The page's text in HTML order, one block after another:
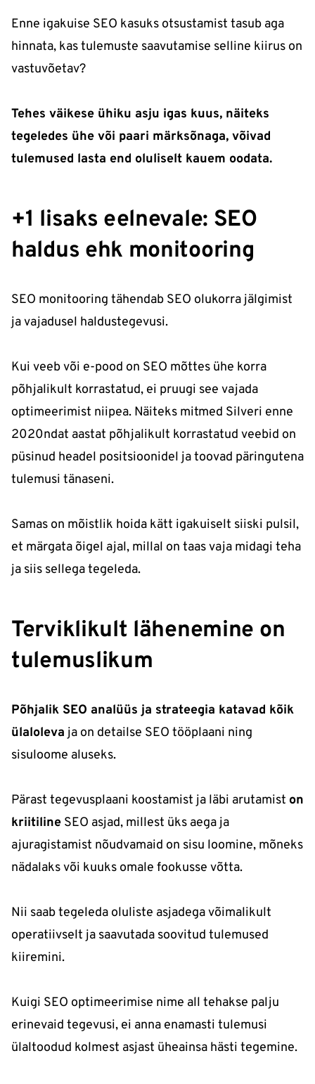
Enne igakuise SEO kasuks otsustamist tasub aga
hinnata, kas tulemuste saavutamise selline kiirus on
vastuvõetav?
Tehes väikese ühiku asju igas kuus, näiteks
tegeledes ühe või paari märksõnaga, võivad
tulemused lasta end oluliselt kauem oodata.
+1 lisaks eelnevale: SEO
haldus ehk monitooring
SEO monitooring tähendab SEO olukorra jälgimist
ja vajadusel haldustegevusi.
Kui veeb või e-pood on SEO mõttes ühe korra
põhjalikult korrastatud, ei pruugi see vajada
optimeerimist niipea. Näiteks mitmed Silveri enne
2020ndat aastat põhjalikult korrastatud veebid on
püsinud headel positsioonidel ja toovad päringutena
tulemusi tänaseni.
Samas on mõistlik hoida kätt igakuiselt siiski pulsil,
et märgata õigel ajal, millal on taas vaja midagi teha
ja siis sellega tegeleda.
Terviklikult lähenemine on
tulemuslikum
Põhjalik SEO analüüs ja strateegia katavad kõik
ülaloleva ja on detailse SEO tööplaani ning
sisuloome aluseks.
Pärast tegevusplaani koostamist ja läbi arutamist on
kriitiline SEO asjad, millest üks aega ja
ajuragistamist nõudvamaid on sisu loomine, mõneks
nädalaks või kuuks omale fookusse võtta.
Nii saab tegeleda oluliste asjadega võimalikult
operatiivselt ja saavutada soovitud tulemused
kiiremini.
Kuigi SEO optimeerimise nime all tehakse palju
erinevaid tegevusi, ei anna enamasti tulemusi
ülaltoodud kolmest asjast üheainsa hästi tegemine.